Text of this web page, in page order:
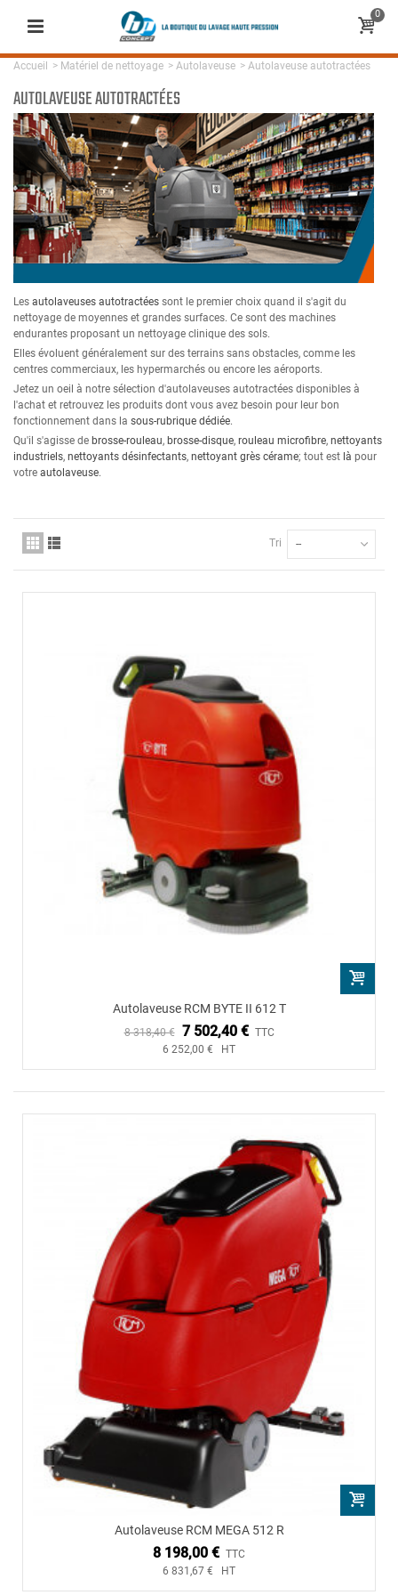
0
Accueil > Matériel de nettoyage > Autolaveuse > Autolaveuse autotractées
AUTOLAVEUSE AUTOTRACTÉES
Les autolaveuses autotractées sont le premier choix quand il s'agit du
nettoyage de moyennes et grandes surfaces. Ce sont des machines
endurantes proposant un nettoyage clinique des sols.
Elles évoluent généralement sur des terrains sans obstacles, comme les
centres commerciaux, les hypermarchés ou encore les aéroports.
Jetez un oeil à notre sélection d'autolaveuses autotractées disponibles à
l'achat et retrouvez les produits dont vous avez besoin pour leur bon
fonctionnement dans la sous-rubrique dédiée.
Qu'il s'agisse de brosse-rouleau, brosse-disque, rouleau microfibre, nettoyants
industriels, nettoyants désinfectants, nettoyant grès cérame; tout est là pour
votre autolaveuse.
Tri --
Autolaveuse RCM BYTE II 612 T
8 318,40 € 7 502,40 € TTC
6 252,00 € HT
Autolaveuse RCM MEGA 512 R
8 198,00 € TTC
6 831,67 € HT